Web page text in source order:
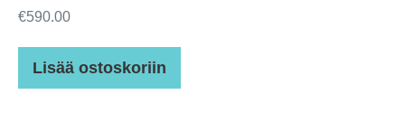
€590.00
Lisää ostoskoriin